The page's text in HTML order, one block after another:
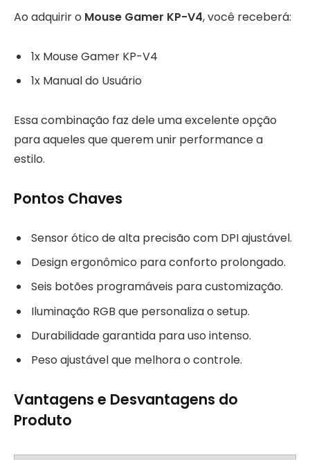
Ao adquirir o Mouse Gamer KP-V4, você receberá:
1x Mouse Gamer KP-V4
1x Manual do Usuário
Essa combinação faz dele uma excelente opção
para aqueles que querem unir performance a
estilo.
Pontos Chaves
Sensor ótico de alta precisão com DPI ajustável.
Design ergonômico para conforto prolongado.
Seis botões programáveis para customização.
Iluminação RGB que personaliza o setup.
Durabilidade garantida para uso intenso.
Peso ajustável que melhora o controle.
Vantagens e Desvantagens do
Produto